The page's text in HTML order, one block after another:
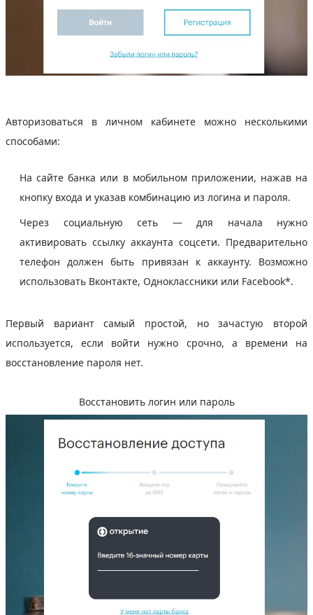
Авторизоваться в личном кабинете можно несколькими
способами:
На сайте банка или в мобильном приложении, нажав на
кнопку входа и указав комбинацию из логина и пароля.
Через социальную сеть — для начала нужно
активировать ссылку аккаунта соцсети. Предварительно
телефон должен быть привязан к аккаунту. Возможно
использовать Вконтакте, Одноклассники или Facebook*.
Первый вариант самый простой, но зачастую второй
используется, если войти нужно срочно, а времени на
восстановление пароля нет.
Восстановить логин или пароль